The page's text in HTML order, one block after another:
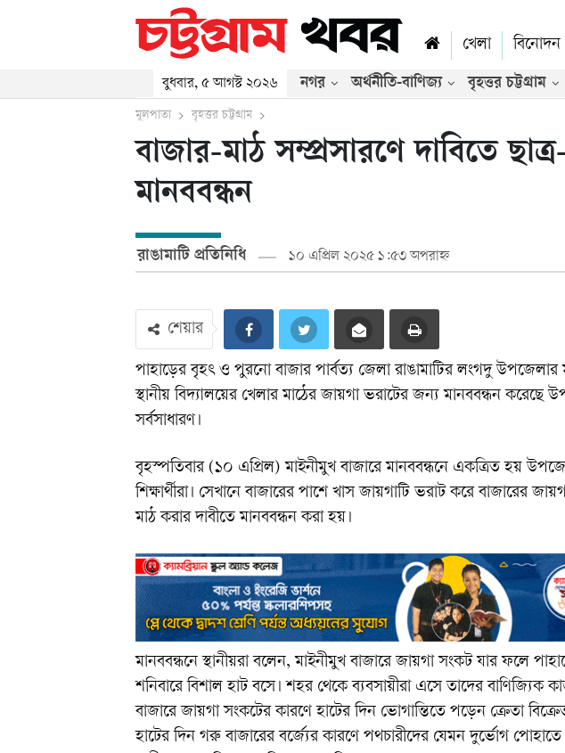
খেলা বিনোদন
ভিডিও
বুধবার, ৫ আগস্ট ২০২৬ নগর অর্থনীতি-বাণিজ্য বৃহত্তর চট্টগ্রাম
মূলপাতা বৃহত্তর চট্টগ্রাম
বাজার-মাঠ সম্প্রসারণে দাবিতে
মানববন্ধন
রাঙামাটি প্রতিনিধি ১০ এপ্রিল ২০২৫ ১:৫৩ অপরাহ্ন
শেয়ার
পাহাড়ের বৃহৎ ও পুরনো বাজার পার্বত্য জেলা রাঙামাটির লংগদু উপজেলার
স্থানীয় বিদ্যালয়ের খেলার মাঠের জায়গা ভরাটের জন্য মানববন্ধন করেছে
সর্বসাধারণ।
বৃহস্পতিবার (১০ এপ্রিল) মাইনীমুখ বাজারে মানববন্ধনে একত্রিত হয়
শিক্ষার্থীরা। সেখানে বাজারের পাশে খাস জায়গাটি ভরাট করে বাজারের
মাঠ করার দাবীতে মানববন্ধন করা হয়।
মানববন্ধনে স্থানীয়রা বলেন, মাইনীমুখ বাজারে জায়গা সংকট যার ফলে
শনিবারে বিশাল হাট বসে। শহর থেকে ব্যবসায়ীরা এসে তাদের
বাজারে জায়গা সংকটের কারণে হাটের দিন ভোগান্তিতে পড়েন ক্রেতা
হাটের দিন গরু বাজারের বর্জ্যের কারণে পথচারীদের যেমন দুর্ভোগ